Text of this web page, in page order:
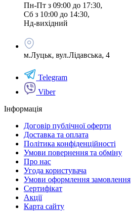
Пн-Пт з 09:00 до 17:30,
Сб з 10:00 до 14:30,
Нд-вихідний
м.Луцьк, вул.Лідавська, 4
Telegram
Viber
Інформація
Договір публічної оферти
Доставка та оплата
Політика конфіденційності
Умови повернення та обміну
Про нас
Угода користувача
Умови оформлення замовлення
Сертифікат
Акції
Карта сайту